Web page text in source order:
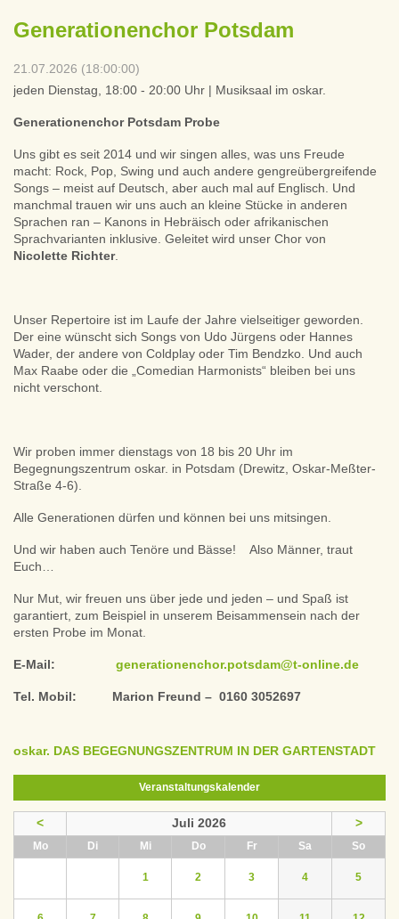
Generationenchor Potsdam
21.07.2026 (18:00:00)
jeden Dienstag, 18:00 - 20:00 Uhr | Musiksaal im oskar.
Generationenchor Potsdam Probe
Uns gibt es seit 2014 und wir singen alles, was uns Freude
macht: Rock, Pop, Swing und auch andere gengreübergreifende
Songs – meist auf Deutsch, aber auch mal auf Englisch. Und
manchmal trauen wir uns auch an kleine Stücke in anderen
Sprachen ran – Kanons in Hebräisch oder afrikanischen
Sprachvarianten inklusive. Geleitet wird unser Chor von
Nicolette Richter.
Unser Repertoire ist im Laufe der Jahre vielseitiger geworden.
Der eine wünscht sich Songs von Udo Jürgens oder Hannes
Wader, der andere von Coldplay oder Tim Bendzko. Und auch
Max Raabe oder die „Comedian Harmonists“ bleiben bei uns
nicht verschont.
Wir proben immer dienstags von 18 bis 20 Uhr im
Begegnungszentrum oskar. in Potsdam (Drewitz, Oskar-Meßter-
Straße 4-6).
Alle Generationen dürfen und können bei uns mitsingen.
Und wir haben auch Tenöre und Bässe! Also Männer, traut
Euch…
Nur Mut, wir freuen uns über jede und jeden – und Spaß ist
garantiert, zum Beispiel in unserem Beisammensein nach der
ersten Probe im Monat.
E-Mail: generationenchor.potsdam@t-online.de
Tel. Mobil: Marion Freund – 0160 3052697
oskar. DAS BEGEGNUNGSZENTRUM IN DER GARTENSTADT
Veranstaltungskalender
< Juli 2026 >
Montag Dienstag Mittwoch DonnerstagFreitag Sa Sonntag
1 2 3 4 5